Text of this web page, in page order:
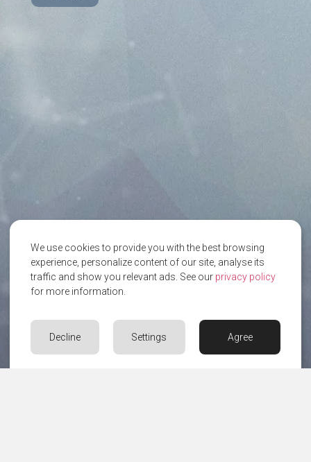
We use cookies to provide you with the best browsing
experience, personalize content of our site, analyse its
traffic and show you relevant ads. See our privacy policy
for more information.
Agree
Settings
Decline